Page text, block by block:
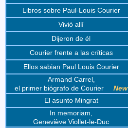
Libros sobre Paul-Louis Courier
Vivió allí
Dijeron de él
Courier frente a las críticas
Ellos sabian Paul Louis Courier
Armand Carrel,
el primer biógrafo de Courier New
El asunto Mingrat
In memoriam,
Geneviève Viollet-le-Duc